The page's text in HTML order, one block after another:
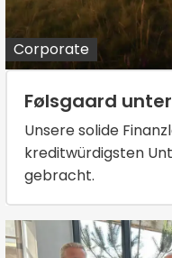
Corporate
Følsgaard
Unsere solide
kreditwürdigsten
gebracht.